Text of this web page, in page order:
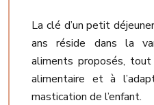
La clé d’un petit
ans réside dans la
aliments proposés,
alimentaire et à
mastication de l’enfant.